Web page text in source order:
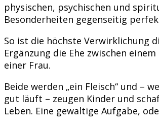
physischen, psychischen und
Besonderheiten gegenseitig
So ist die höchste Verwirklichung
Ergänzung die Ehe zwischen
einer Frau.
Beide werden „ein Fleisch“ und –
gut läuft – zeugen Kinder und
Leben. Eine gewaltige Aufgabe,